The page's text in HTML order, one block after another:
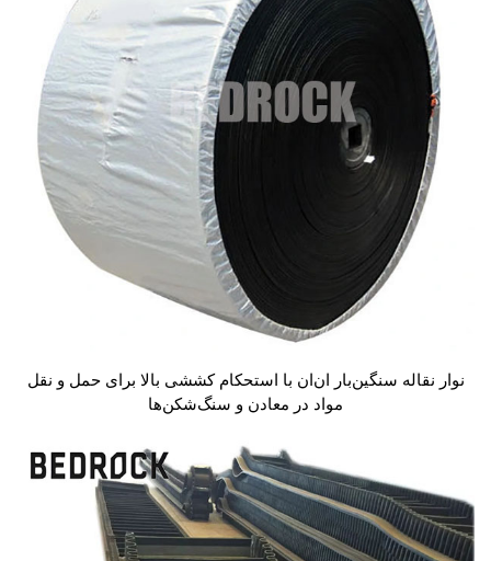
نوار نقاله سنگین‌بار ان‌ان با استحکام کششی بالا برای حمل و نقل
مواد در معادن و سنگ‌شکن‌ها